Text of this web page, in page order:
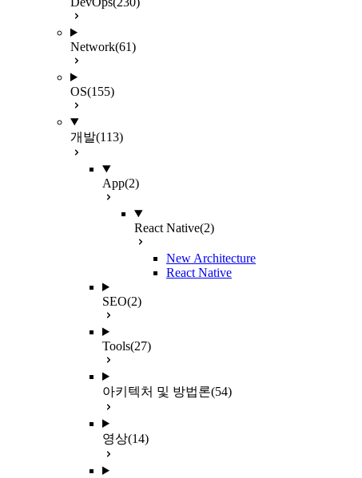
Network(61)
OS(155)
개발(113)
App(2)
React Native(2)
New Architecture
React Native
SEO(2)
Tools(27)
아키텍처 및 방법론(54)
영상(14)